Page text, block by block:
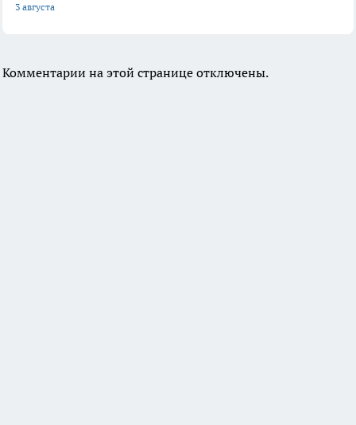
3 августа
Комментарии на этой странице отключены.